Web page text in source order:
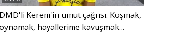
DMD'li Kerem'in umut çağrısı: Koşmak,
oynamak, hayallerime kavuşmak